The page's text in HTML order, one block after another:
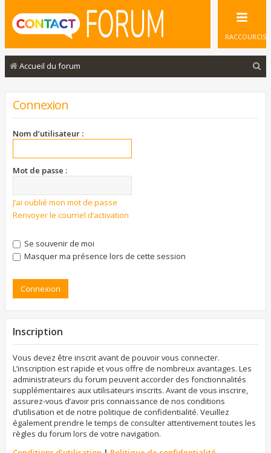
RACCOURCIS
Accueil du forum
Connexion
Nom d’utilisateur :
Mot de passe :
J’ai oublié mon mot de passe
Renvoyer le courriel d’activation
Se souvenir de moi
Masquer ma présence lors de cette session
Inscription
Vous devez être inscrit avant de pouvoir vous connecter.
L’inscription est rapide et vous offre de nombreux avantages. Les
administrateurs du forum peuvent accorder des fonctionnalités
supplémentaires aux utilisateurs inscrits. Avant de vous inscrire,
assurez-vous d’avoir pris connaissance de nos conditions
d’utilisation et de notre politique de confidentialité. Veuillez
également prendre le temps de consulter attentivement toutes les
règles du forum lors de votre navigation.